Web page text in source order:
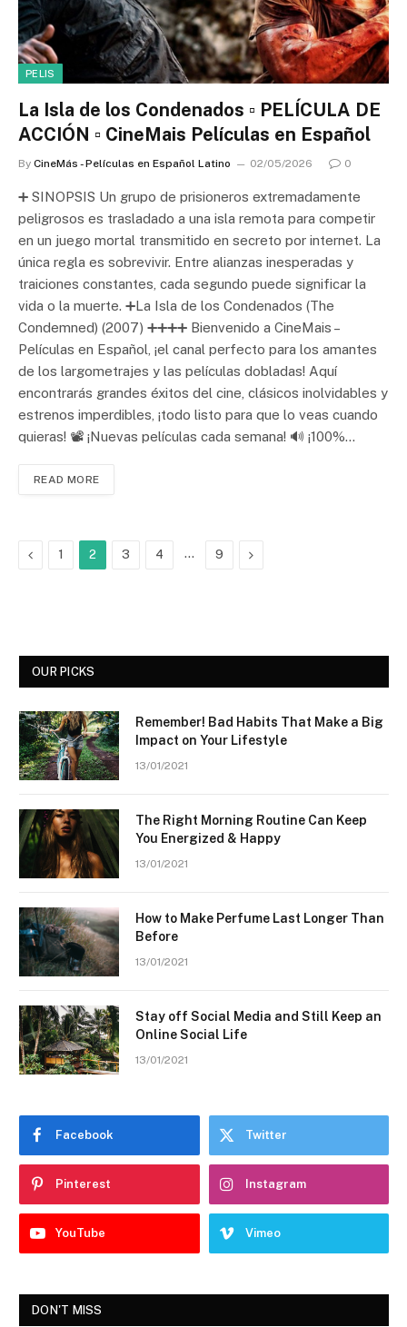
PELIS
La Isla de los Condenados ▫️ PELÍCULA DE
ACCIÓN ▫️ CineMais Películas en Español
By CineMás - Películas en Español Latino 02/05/2026 0
➕ SINOPSIS Un grupo de prisioneros extremadamente
peligrosos es trasladado a una isla remota para competir
en un juego mortal transmitido en secreto por internet. La
única regla es sobrevivir. Entre alianzas inesperadas y
traiciones constantes, cada segundo puede significar la
vida o la muerte. ➕La Isla de los Condenados (The
Condemned) (2007) ➕➕➕➕ Bienvenido a CineMais –
Películas en Español, ¡el canal perfecto para los amantes
de los largometrajes y las películas dobladas! Aquí
encontrarás grandes éxitos del cine, clásicos inolvidables y
estrenos imperdibles, ¡todo listo para que lo veas cuando
quieras! 📽️ ¡Nuevas películas cada semana! 🔊 ¡100%…
READ MORE
Previous
1 2 3 4 … 9 Next
OUR PICKS
Remember! Bad Habits That Make a Big
Impact on Your Lifestyle
13/01/2021
The Right Morning Routine Can Keep
You Energized & Happy
13/01/2021
How to Make Perfume Last Longer Than
Before
13/01/2021
Stay off Social Media and Still Keep an
Online Social Life
13/01/2021
Facebook Twitter
Pinterest Instagram
YouTube Vimeo
DON'T MISS